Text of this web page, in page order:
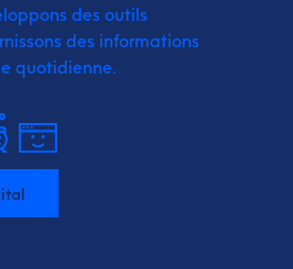
des outils
des informations
quotidienne.